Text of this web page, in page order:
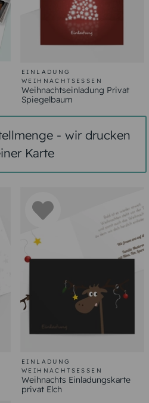
EINLADUNG
WEIHNACHTSESSEN
Weihnachtseinladung Privat
Spiegelbaum
- wir drucken
Karte
EINLADUNG
WEIHNACHTSESSEN
Weihnachts Einladungskarte
privat Elch